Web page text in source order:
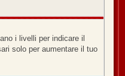
i livelli per indicare il
solo per aumentare il tuo